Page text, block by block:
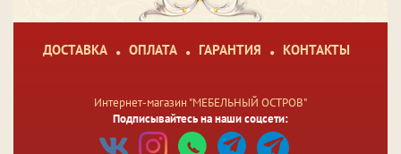
ДОСТАВКА ОПЛАТА ГАРАНТИЯ КОНТАКТЫ
Интернет-магазин "МЕБЕЛЬНЫЙ ОСТРОВ"
Подписывайтесь на наши соцсети: